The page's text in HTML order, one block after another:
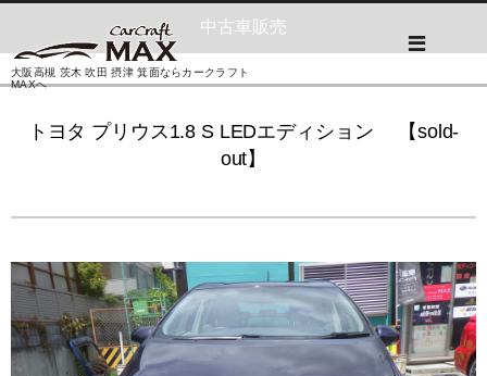
大阪高槻 茨木 吹田 摂津 箕面ならカークラフト
MAXへ
中古車販売
トヨタ プリウス1.8 S LEDエディション 【sold-
out】